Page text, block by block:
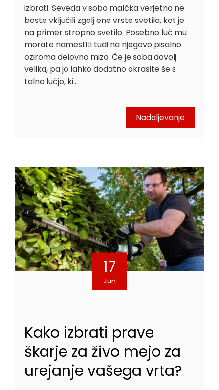
izbrati. Seveda v sobo malčka verjetno ne
boste vključili zgolj ene vrste svetila, kot je
na primer stropno svetilo. Posebno luč mu
morate namestiti tudi na njegovo pisalno
oziroma delovno mizo. Če je soba dovolj
velika, pa jo lahko dodatno okrasite še s
talno lučjo, ki…
Nadaljevanje
17
Jun
Kako izbrati prave
škarje za živo mejo za
urejanje vašega vrta?